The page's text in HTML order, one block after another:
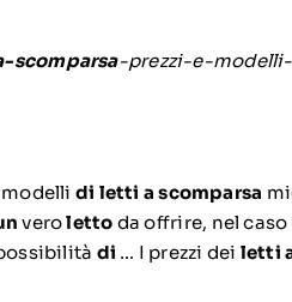
scomparsa-prezzi-e-
modelli di letti a scomparsa
veroletto da offrire, nel
di … I prezzi dei letti